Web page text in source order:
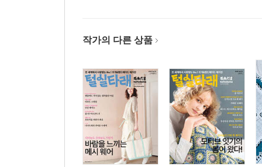
작가의 다른 상품